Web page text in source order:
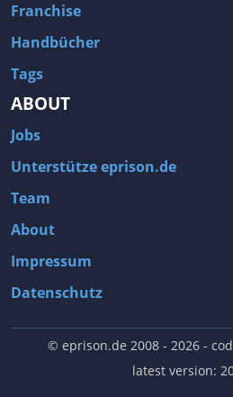
Franchise
Handbücher
Tags
ABOUT
Jobs
Unterstütze eprison.de
Team
About
Impressum
Datenschutz
© eprison.de 2008 - 2026-
latest version: